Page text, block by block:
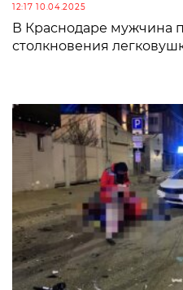
12:17 10.04.2025
В Краснодаре мужчина
столкновения